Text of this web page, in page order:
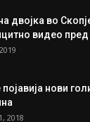
двојка во
видео
појавија нови
2018